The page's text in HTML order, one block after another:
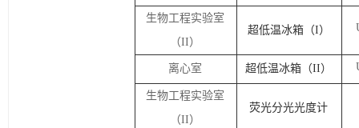
生物工程实验室
（II）
超低温冰箱（I）
离心室 超低温冰箱（II）
生物工程实验室
（II）
荧光分光光度计